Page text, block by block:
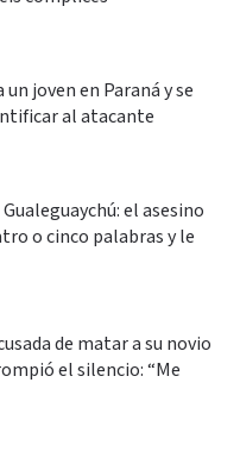
un joven en Paraná y se
al atacante
el asesino
o cinco palabras y le
de matar a su novio
el silencio: “Me